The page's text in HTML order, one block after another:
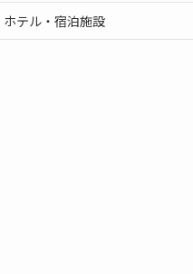
ホテル・宿泊施設